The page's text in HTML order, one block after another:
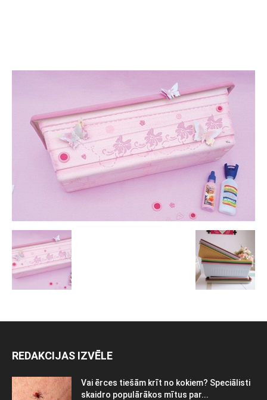
REDAKCIJAS IZVĒLE
Vai ērces tiešām krīt no kokiem? Speciālisti
skaidro populārākos mītus par...